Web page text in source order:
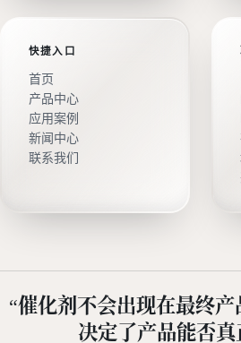
快捷入口
首页
产品中心
应用案例
新闻中心
联系我们
“催化剂不会出现在最终
决定了产品能否真